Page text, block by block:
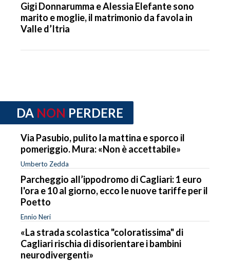
Gigi Donnarumma e Alessia Elefante sono
marito e moglie, il matrimonio da favola in
Valle d’Itria
DA NON PERDERE
Via Pasubio, pulito la mattina e sporco il
pomeriggio. Mura: «Non è accettabile»
Umberto Zedda
Parcheggio all’ippodromo di Cagliari: 1 euro
l'ora e 10 al giorno, ecco le nuove tariffe per il
Poetto
Ennio Neri
«La strada scolastica "coloratissima" di
Cagliari rischia di disorientare i bambini
neurodivergenti»